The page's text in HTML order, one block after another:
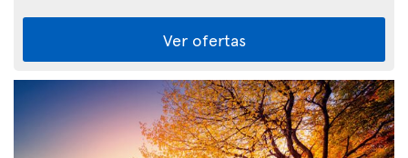
Ver ofertas